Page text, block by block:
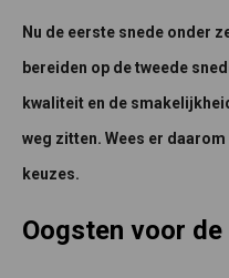
Nu de eerste snede onder
bereiden op de tweede
kwaliteit en de
weg zitten. Wees er
keuzes.
Oogsten voor de